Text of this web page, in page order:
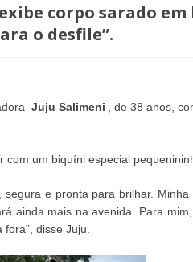
corpo sarado em
o desfile”.
Juju Salimeni
, de 38 anos,
um biquíni especial
e pronta para brilhar.
ainda mais na avenida. Para
disse Juju.